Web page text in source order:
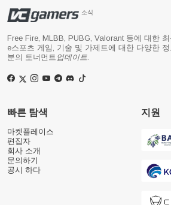
소식
Free Fire, MLBB, PUBG, Valorant 등에 대한
e스포츠 게임, 기술 및 가제트에 대한 다양한
분의 토너먼트 업데이트.
빠른 탐색
마켓플레이스
편집자
회사 소개
문의하기
공시 하다
지원